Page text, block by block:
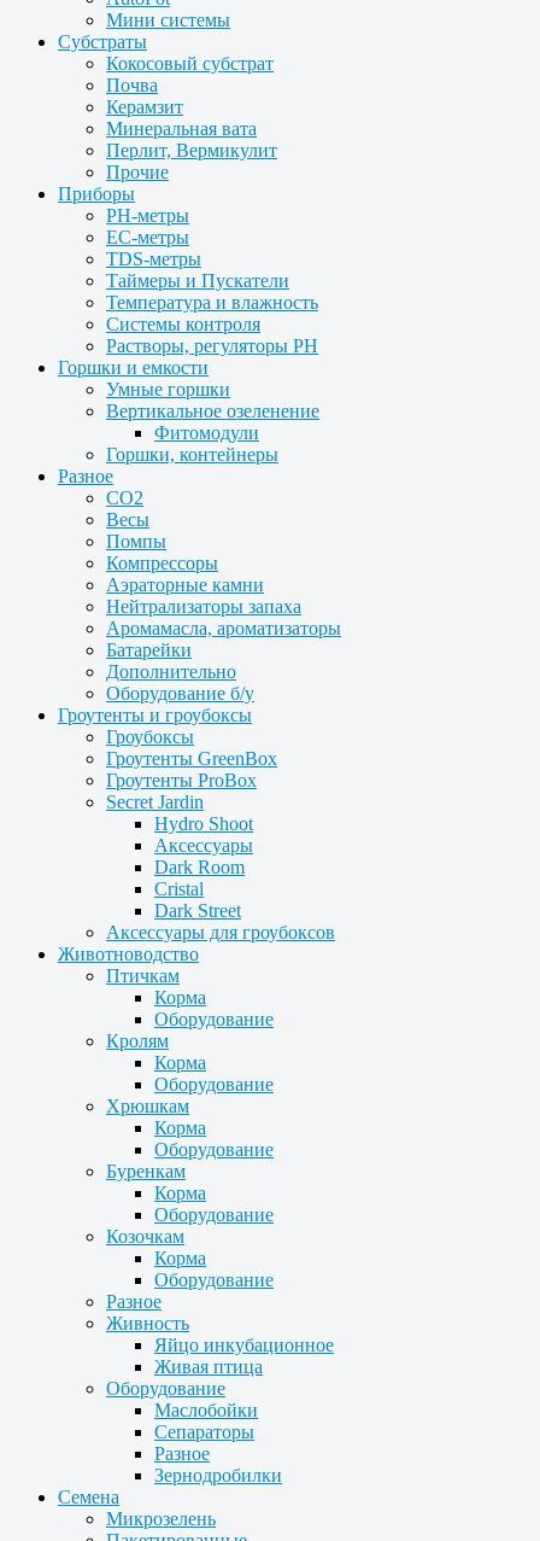
Мини системы
Субстраты
Кокосовый субстрат
Почва
Керамзит
Минеральная вата
Перлит, Вермикулит
Прочие
Приборы
PH-метры
EC-метры
TDS-метры
Таймеры и Пускатели
Температура и влажность
Системы контроля
Растворы, регуляторы PH
Горшки и емкости
Умные горшки
Вертикальное озеленение
Фитомодули
Горшки, контейнеры
Разное
CO2
Весы
Помпы
Компрессоры
Аэраторные камни
Нейтрализаторы запаха
Аромамасла, ароматизаторы
Батарейки
Дополнительно
Оборудование б/у
Гроутенты и гроубоксы
Гроубоксы
Гроутенты GreenBox
Гроутенты ProBox
Secret Jardin
Hydro Shoot
Аксессуары
Dark Room
Cristal
Dark Street
Аксессуары для гроубоксов
Животноводство
Птичкам
Корма
Оборудование
Кролям
Корма
Оборудование
Хрюшкам
Корма
Оборудование
Буренкам
Корма
Оборудование
Козочкам
Корма
Оборудование
Разное
Живность
Яйцо инкубационное
Живая птица
Оборудование
Маслобойки
Сепараторы
Разное
Зернодробилки
Семена
Микрозелень